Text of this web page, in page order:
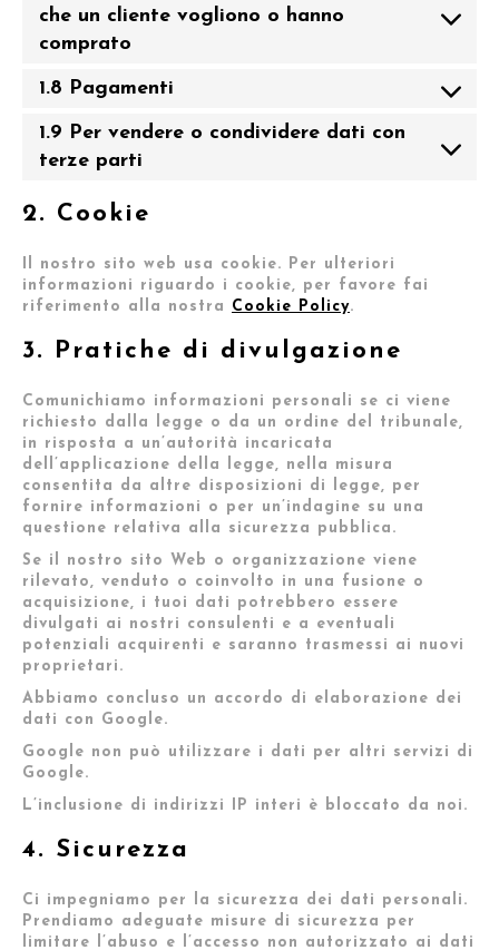
che un cliente vogliono o hanno
comprato
1.8 Pagamenti
1.9 Per vendere o condividere dati con
terze parti
2. Cookie
Il nostro sito web usa cookie. Per ulteriori
informazioni riguardo i cookie, per favore fai
riferimento alla nostra Cookie Policy.
3. Pratiche di divulgazione
Comunichiamo informazioni personali se ci viene
richiesto dalla legge o da un ordine del tribunale,
in risposta a un’autorità incaricata
dell’applicazione della legge, nella misura
consentita da altre disposizioni di legge, per
fornire informazioni o per un’indagine su una
questione relativa alla sicurezza pubblica.
Se il nostro sito Web o organizzazione viene
rilevato, venduto o coinvolto in una fusione o
acquisizione, i tuoi dati potrebbero essere
divulgati ai nostri consulenti e a eventuali
potenziali acquirenti e saranno trasmessi ai nuovi
proprietari.
Abbiamo concluso un accordo di elaborazione dei
dati con Google.
Google non può utilizzare i dati per altri servizi di
Google.
L’inclusione di indirizzi IP interi è bloccato da noi.
4. Sicurezza
Ci impegniamo per la sicurezza dei dati personali.
Prendiamo adeguate misure di sicurezza per
limitare l’abuso e l’accesso non autorizzato ai dati